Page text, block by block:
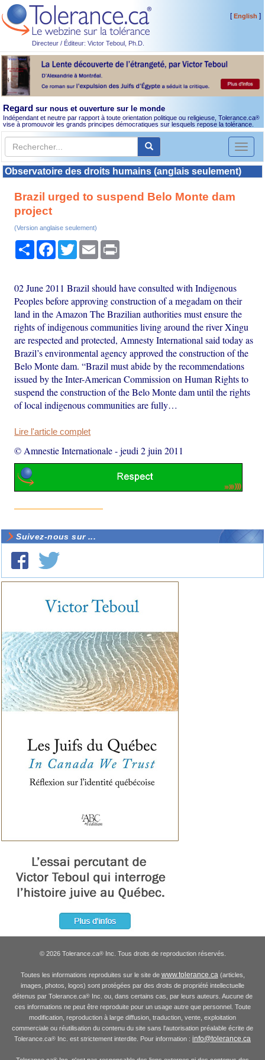
Directeur / Éditeur: Victor Teboul, Ph.D.
[English ]
Regard sur nous et ouverture sur le monde
Indépendant et neutre par rapport à toute orientation politique ou religieuse, Tolerance.ca®
vise à promouvoir les grands principes démocratiques sur lesquels repose la tolérance.
Toggle
Observatoire des droits humains (anglais seulement)
Brazil urged to suspend Belo Monte dam
project
(Version anglaise seulement)
PartagerFacebook
TwitterEmail
02 June 2011 Brazil should have consulted with Indigenous
Peoples before approving construction of a megadam on their
land in the Amazon The Brazilian authorities must ensure the
rights of indigenous communities living around the river Xingu
are respected and protected, Amnesty International said today as
Brazil’s environmental agency approved the construction of the
Belo Monte dam. “Brazil must abide by the recommendations
issued by the Inter-American Commission on Human Rights to
suspend the construction of the Belo Monte dam until the rights
of local indigenous communities are fully…
Lire l'article complet
© Amnestie Internationale-jeudi 2 juin 2011
Suivez-nous sur ...
© 2026 Tolerance.ca®Inc. Tous droits de reproduction réservés.
Toutes les informations reproduites sur le site de www.tolerance.ca (articles,
images, photos, logos) sont protégées par des droits de propriété intellectuelle
détenus par Tolerance.ca® Inc. ou, dans certains cas, par leurs auteurs. Aucune de
ces informations ne peut être reproduite pour un usage autre que personnel. Toute
modification, reproduction à large diffusion, traduction, vente, exploitation
commerciale ou réutilisation du contenu du site sans l'autorisation préalable écrite de
Tolerance.ca® Inc. est strictement interdite. Pour information : info@tolerance.ca